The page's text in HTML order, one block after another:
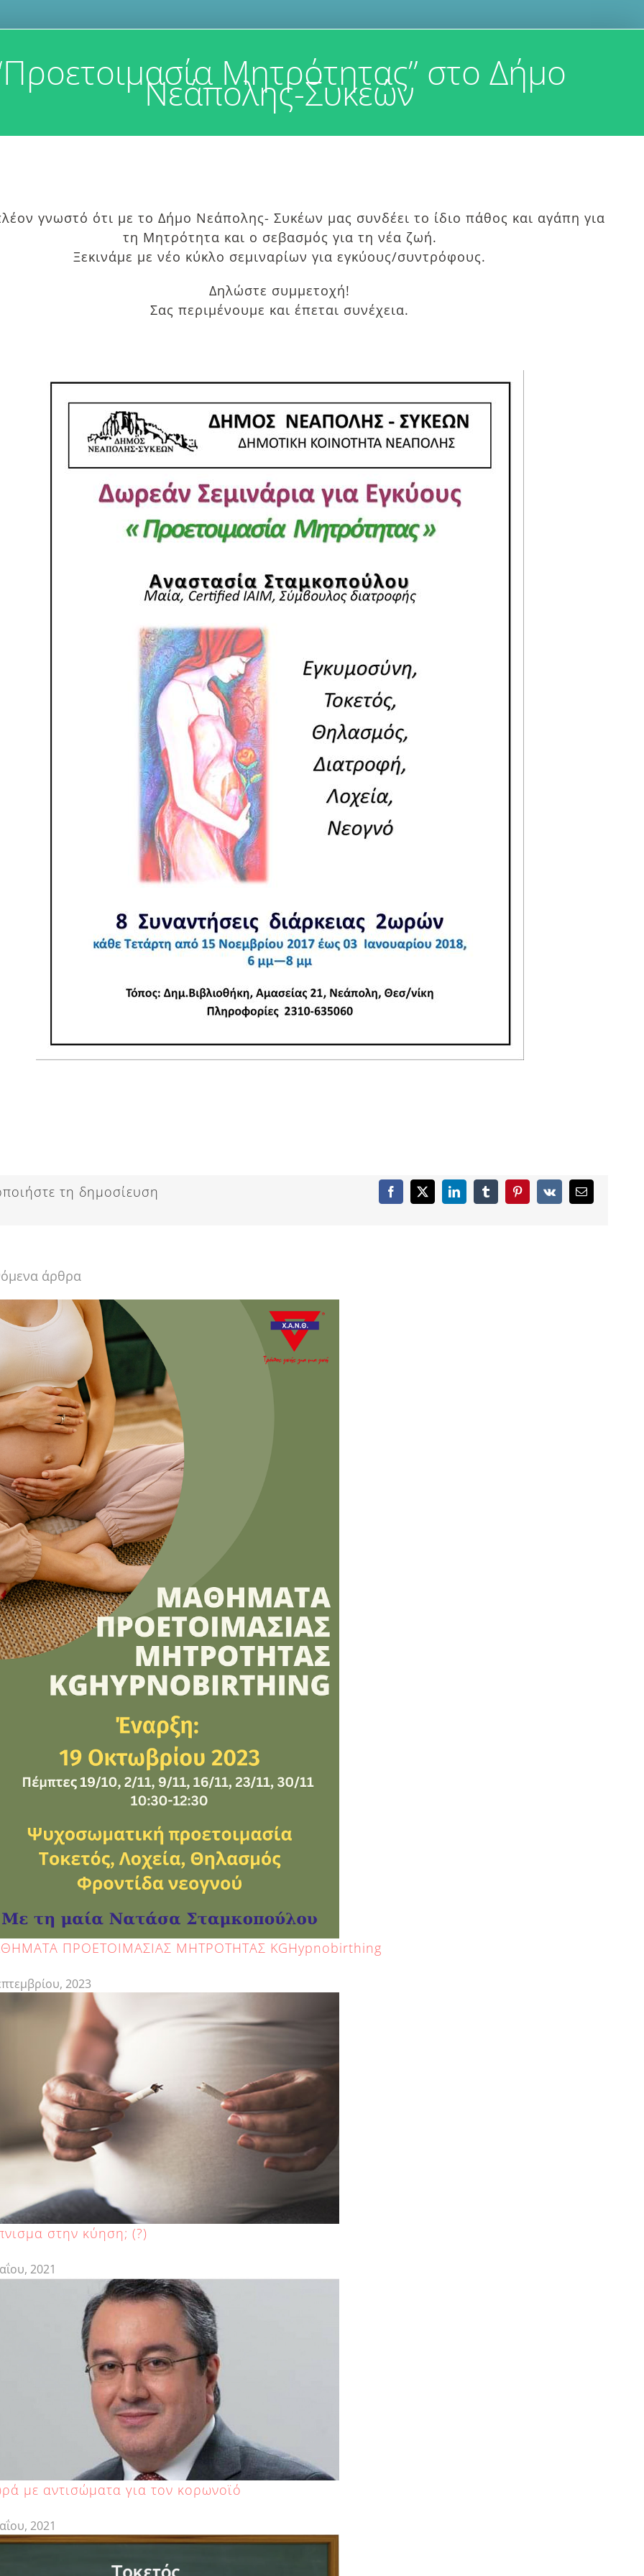
Μητρότητας” στο Δήμο
Νεάπολης-Συκεών
γνωστό ότι με το Δήμο Νεάπολης- Συκέων μας συνδέει το ίδιο πάθος και αγάπη για
τη Μητρότητα και ο σεβασμός για τη νέα ζωή.
Ξεκινάμε με νέο κύκλο σεμιναρίων για εγκύους/συντρόφους.
Δηλώστε συμμετοχή!
Σας περιμένουμε και έπεται συνέχεια.
τη δημοσίευση Facebook
X LinkedInTumblrPinterest
Vk Email
άρθρα
ΠΡΟΕΤΟΙΜΑΣΙΑΣ ΜΗΤΡΟΤΗΤΑΣ KGHypnobirthing
2023
στην κύηση; (?)
2021
με αντισώματα για τον κορωνοϊό
2021